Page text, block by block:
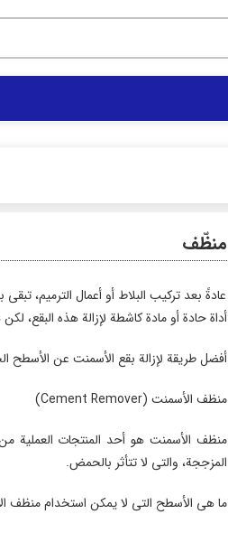
منظّف
عادةً بعد تركيب البلاط أو أعمال الترميم،
أداة حادة أو مادة كاشطة لإزالة هذه البقع،
أفضل طريقة لإزالة بقع الأسمنت عن
منظف الأسمنت (Cement Remover)
منظف الأسمنت هو أحد المنتجات العملية
المزججة، والتي لا تتأثر بالحمض.
ما هي الأسطح التي لا يمكن استخدام منظف